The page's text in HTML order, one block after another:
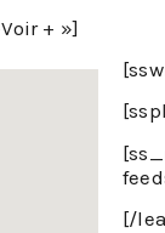
+ »]
[/